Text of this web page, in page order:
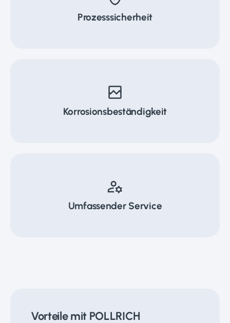
Prozesssicherheit
broken_image
Korrosionsbeständigkeit
manage_accounts
Umfassender Service
Vorteile mit POLLRICH